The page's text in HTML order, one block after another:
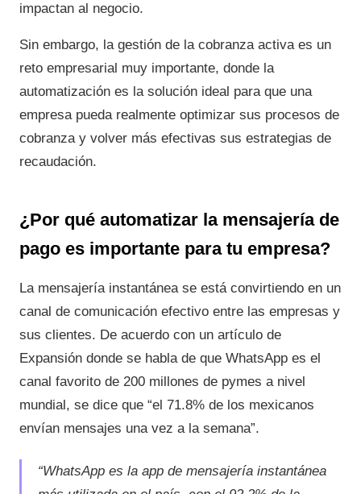
impactan al negocio.
Sin embargo, la gestión de la cobranza activa es un
reto empresarial muy importante, donde la
automatización es la solución ideal para que una
empresa pueda realmente optimizar sus procesos de
cobranza y volver más efectivas sus estrategias de
recaudación.
¿Por qué automatizar la mensajería de
pago es importante para tu empresa?
La mensajería instantánea se está convirtiendo en un
canal de comunicación efectivo entre las empresas y
sus clientes. De acuerdo con un artículo de
Expansión donde se habla de que WhatsApp es el
canal favorito de 200 millones de pymes a nivel
mundial, se dice que “el 71.8% de los mexicanos
envían mensajes una vez a la semana”.
“WhatsApp es la app de mensajería instantánea